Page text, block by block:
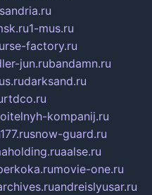
1-mus.ru
factory.ru
jun.rubandamn.ru
darksand.ru
rtdco.ru
kompanij.ru
snow-guard.ru
aalse.ru
movie-one.ru
andreislyusar.ru